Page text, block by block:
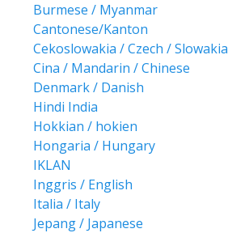
Burmese / Myanmar
Cantonese/Kanton
Cekoslowakia / Czech / Slowakia
Cina / Mandarin / Chinese
Denmark / Danish
Hindi India
Hokkian / hokien
Hongaria / Hungary
IKLAN
Inggris / English
Italia / Italy
Jepang / Japanese